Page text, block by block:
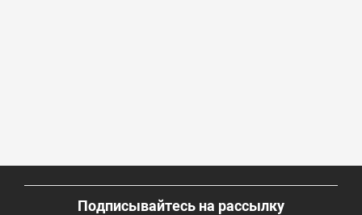
Подписывайтесь на рассылку